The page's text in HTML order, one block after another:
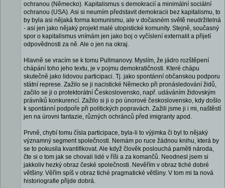
ochranou (Německo). Kapitalismus s demokracií a minimální sociální
ochranou (USA). Asi si neumím představit demokracii bez kapitalismu, to
by byla asi nějaká forma komunismu, ale v dočasném světě neudržitelná
- asi jen jako nějaký projekt malé utopistické komunity. Stejně, současný
spor o kapitalismus vnímám jen jako boj o vyčíslení externalit a přijetí
odpovědnosti za ně. Ale o jen na okraj.
Hlavně se vracím se k tomu Pullmanovy. Myslím, že jádro rozštěpení
chápání toho jeho textu, je v pojmu demokratičnosti. Které chápu
skutečně jako lidovou participaci. Tj. jako spontánní občanskou podporu
státní represe. Zažilo se ji nacistické Německo při pronásledování židů,
začilo se ji o protektorátní Československo, např. udáváním židovským
právníků konkurencí. Zažilo si ji o po únorové československo, kdy došlo
k spontánní podpoře při politických popravách. Zažili jsme ji i mi, naštěstí
jen na úrovni fantazie, různých ochránců před imigranty apod.
Prvně, chybí tomu čísla participace, byla-li to výjimka či byl to nějaký
významný segment společnosti. Nemám po ruce žádnou knihu, která by
se to pokusila kvantifikovat. Ale když člověk poslouchá paměti národa,
čte si o tom jak se chovali lidé v říši a za komančů. Neodnesl jsem si
jakkoliv hezký obraz české společnosti. Nevěřím v obraz tiché dobré
většiny. Věřím spíš v obraz tiché pragmatické většiny. V tom mi ta nová
historiografie přijde dobrá.